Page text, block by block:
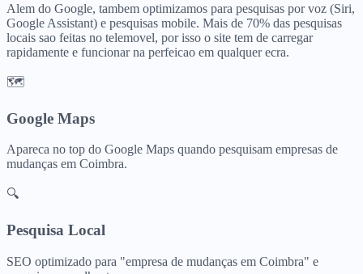
Alem do Google, tambem optimizamos para pesquisas por voz (Siri,
Google Assistant) e pesquisas mobile. Mais de 70% das pesquisas
locais sao feitas no telemovel, por isso o site tem de carregar
rapidamente e funcionar na perfeicao em qualquer ecra.
🗺️
Google Maps
Apareca no top do Google Maps quando pesquisam empresas de
mudanças em Coimbra.
🔍
Pesquisa Local
SEO optimizado para "empresa de mudanças em Coimbra" e